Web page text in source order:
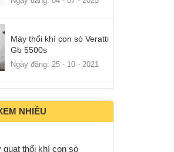
Máy thổi khí con sò Veratti
Gb 5500s
Ngày đăng: 25 - 10 - 2021
NHIỀU
quạt thổi khí con sò